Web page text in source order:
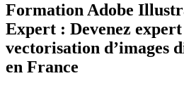
Formation Adobe
Expert : Devenez
vectorisation d’images
en France